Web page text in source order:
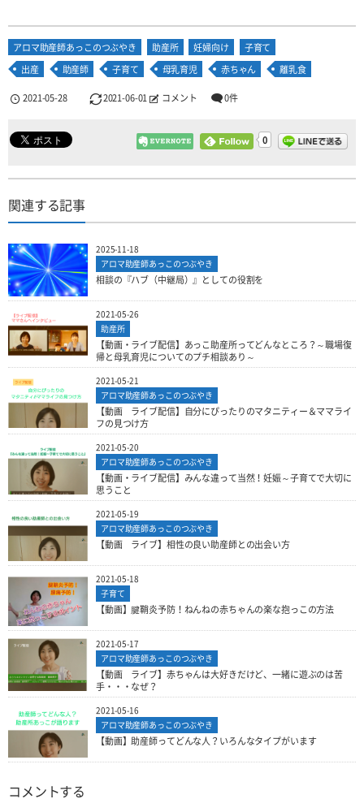
アロマ助産師あっこのつぶやき 助産所 妊婦向け
子育て
出産
助産師 子育て 母乳育児 赤ちゃん 離乳食
2021-05-28 2021-06-01 コメント 0件
0
関連する記事
2025-11-18
アロマ助産師あっこのつぶやき
相談の『ハブ（中継局）』としての役割を
2021-05-26
助産所
【動画・ライブ配信】あっこ助産所ってどんなところ？～職場復
帰と母乳育児についてのプチ相談あり～
2021-05-21
アロマ助産師あっこのつぶやき
【動画 ライブ配信】自分にぴったりのマタニティー＆ママライ
フの見つけ方
2021-05-20
アロマ助産師あっこのつぶやき
【動画・ライブ配信】みんな違って当然！妊娠～子育てで大切に
思うこと
2021-05-19
アロマ助産師あっこのつぶやき
【動画 ライブ】相性の良い助産師との出会い方
2021-05-18
子育て
【動画】腱鞘炎予防！ねんねの赤ちゃんの楽な抱っこの方法
2021-05-17
アロマ助産師あっこのつぶやき
【動画 ライブ】赤ちゃんは大好きだけど、一緒に遊ぶのは苦
手・・・なぜ？
2021-05-16
アロマ助産師あっこのつぶやき
【動画】助産師ってどんな人？いろんなタイプがいます
コメントする